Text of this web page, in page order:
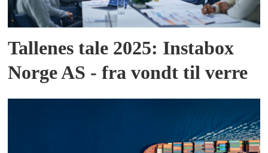
Tallenes tale 2025: Instabox
Norge AS - fra vondt til verre